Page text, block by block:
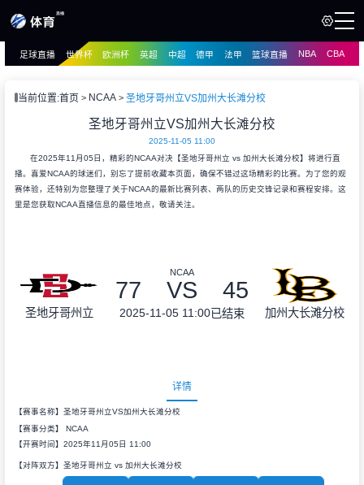
播
足球直播 世界杯 欧洲杯 英超 中超 德甲 法甲 篮球直播 NBA CBA
当前位置:首页 NCAA 圣地牙哥州立VS加州大长滩分校
圣地牙哥州立VS加州大长滩分校
2025-11-05 11:00
在2025年11月05日，精彩的NCAA对决【圣地牙哥州立 vs 加州大长滩分校】将进行直
播。喜爱NCAA的球迷们，别忘了提前收藏本页面，确保不错过这场精彩的比赛。为了您的观
赛体验，还特别为您整理了关于NCAA的最新比赛列表、两队的历史交锋记录和赛程安排。这
里是您获取NCAA直播信息的最佳地点，敬请关注。
圣地牙哥州立
NCAA
77 VS 45
2025-11-05 11:00已结束 加州大长滩分校
详情
【赛事名称】圣地牙哥州立VS加州大长滩分校
【赛事分类】 NCAA
【开赛时间】2025年11月05日 11:00
【对阵双方】圣地牙哥州立 vs 加州大长滩分校